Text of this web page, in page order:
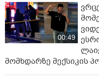
00:49
მომხდარზე მექსიკის